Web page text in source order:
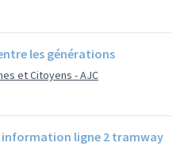
les générations
et Citoyens - AJC
information ligne 2 tramway